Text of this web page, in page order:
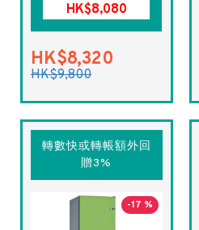
HK$8,080
HK$8,320
HK$9,800
轉數快或轉帳額外回
贈3%
-17 %